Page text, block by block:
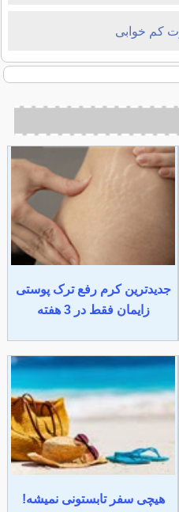
جدیدترین کرم رفع ترک پوستی
زایمان فقط در 3 هفته
هیچی سفر تابستونی نمیشه!